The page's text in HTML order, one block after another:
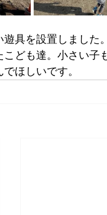
具を設置しました。
ども達。小さい
ほしいです。